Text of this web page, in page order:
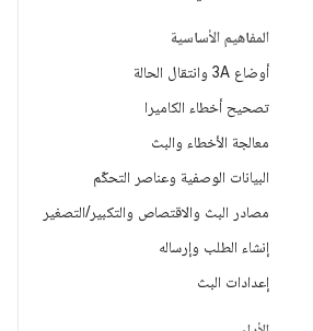
المفاهيم الأساسية
أوضاع 3A وانتقال الحالة
تصحيح أخطاء الكاميرا
معالجة الأخطاء والبث
البيانات الوصفية وعناصر التحكّم
مصادر البث والاقتصاص والتكبير/التصغير
إنشاء الطلب وإرساله
إعدادات البث